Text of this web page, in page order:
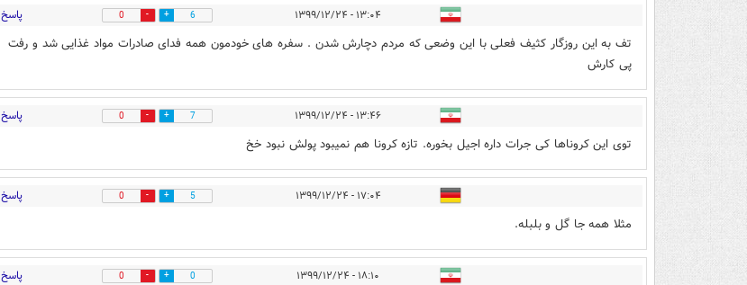
۱۳:۰۴ - ۱۳۹۹/۱۲/۲۴ 6
0 پاسخ
تف به این روزگار کثیف فعلی با این وضعی که مردم دچارش شدن . سفره های خودمون همه فدای صادرات مواد غذایی شد و رفت
پی کارش
۱۳:۴۶ - ۱۳۹۹/۱۲/۲۴ 7
0 پاسخ
توی این کروناها کی جرات داره اجیل بخوره. تازه کرونا هم نمیبود پولش نبود خخ
۱۷:۰۴ - ۱۳۹۹/۱۲/۲۴ 5
0 پاسخ
مثلا همه جا گل و بلبله.
۱۸:۱۰ - ۱۳۹۹/۱۲/۲۴ 0
0 پاسخ